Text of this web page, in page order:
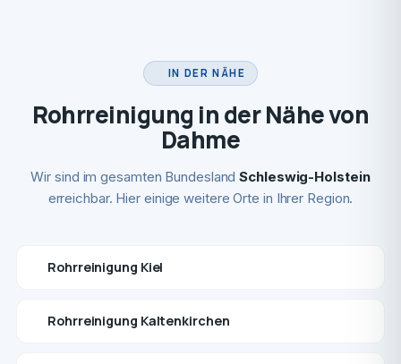
IN DER NÄHE
Rohrreinigung in der Nähe von
Dahme
Wir sind im gesamten BundeslandSchleswig-Holstein
erreichbar. Hier einige weitere Orte in Ihrer Region.
Rohrreinigung Kiel
Rohrreinigung Kaltenkirchen